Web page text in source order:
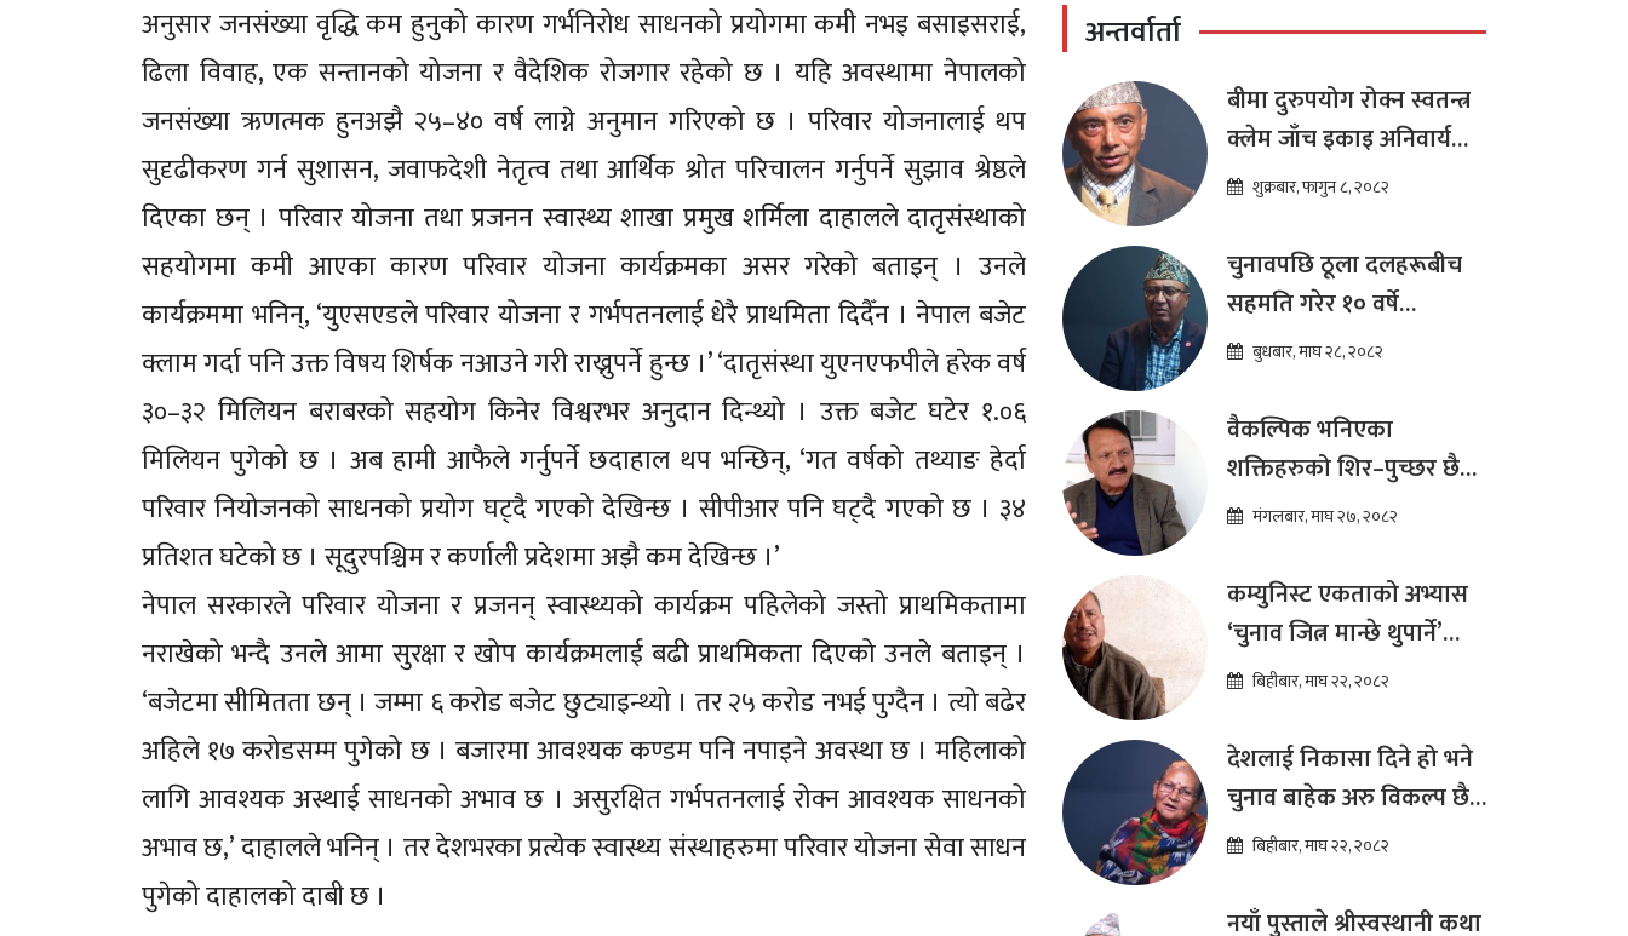
अनुसार जनसंख्या वृद्धि कम हुनुको कारण गर्भनिरोध साधनको प्रयोगमा कमी नभइ बसाइसराई,
ढिला विवाह, एक सन्तानको योजना र वैदेशिक रोजगार रहेको छ । यहि अवस्थामा नेपालको
जनसंख्या ऋणत्मक हुनअझै २५–४० वर्ष लाग्ने अनुमान गरिएको छ । परिवार योजनालाई थप
सुदृढीकरण गर्न सुशासन, जवाफदेशी नेतृत्व तथा आर्थिक श्रोत परिचालन गर्नुपर्ने सुझाव श्रेष्ठले
दिएका छन् । परिवार योजना तथा प्रजनन स्वास्थ्य शाखा प्रमुख शर्मिला दाहालले दातृसंस्थाको
सहयोगमा कमी आएका कारण परिवार योजना कार्यक्रमका असर गरेको बताइन् । उनले
कार्यक्रममा भनिन्, ‘युएसएडले परिवार योजना र गर्भपतनलाई धेरै प्राथमिता दिदैँन । नेपाल बजेट
क्लाम गर्दा पनि उक्त विषय शिर्षक नआउने गरी राख्नुपर्ने हुन्छ ।’ ‘दातृसंस्था युएनएफपीले हरेक वर्ष
३०–३२ मिलियन बराबरको सहयोग किनेर विश्वरभर अनुदान दिन्थ्यो । उक्त बजेट घटेर १.०६
मिलियन पुगेको छ । अब हामी आफैले गर्नुपर्ने छदाहाल थप भन्छिन्, ‘गत वर्षको तथ्याङ हेर्दा
परिवार नियोजनको साधनको प्रयोग घट्दै गएको देखिन्छ । सीपीआर पनि घट्दै गएको छ । ३४
प्रतिशत घटेको छ । सूदुरपश्चिम र कर्णाली प्रदेशमा अझै कम देखिन्छ ।’
नेपाल सरकारले परिवार योजना र प्रजनन् स्वास्थ्यको कार्यक्रम पहिलेको जस्तो प्राथमिकतामा
नराखेको भन्दै उनले आमा सुरक्षा र खोप कार्यक्रमलाई बढी प्राथमिकता दिएको उनले बताइन् ।
‘बजेटमा सीमितता छन् । जम्मा ६ करोड बजेट छुट्याइन्थ्यो । तर २५ करोड नभई पुग्दैन । त्यो बढेर
अहिले १७ करोडसम्म पुगेको छ । बजारमा आवश्यक कण्डम पनि नपाइने अवस्था छ । महिलाको
लागि आवश्यक अस्थाई साधनको अभाव छ । असुरक्षित गर्भपतनलाई रोक्न आवश्यक साधनको
अभाव छ,’ दाहालले भनिन् । तर देशभरका प्रत्येक स्वास्थ्य संस्थाहरुमा परिवार योजना सेवा साधन
पुगेको दाहालको दाबी छ ।
अन्तर्वार्ता
बीमा दुरुपयोग रोक्न स्वतन्त्र
क्लेम जाँच इकाइ अनिवार्य
:डा. शम्भुप्रसाद आचार्य
शुक्रबार, फागुन ८, २०८२
चुनावपछि ठूला दलहरूबीच
सहमति गरेर १० वर्षे
दीर्घकालीन आर्थिक सुधार
ढकाल
बुधबार, माघ २८, २०८२
वैकल्पिक भनिएका
शक्तिहरुको शिर–पुच्छर छैन,
प्रतिस्पर्धा पूरानै दलसँग हुन्छ :
मंगलबार, माघ २७, २०८२
कम्युनिस्ट एकताको अभ्यास
‘चुनाव जित्न मान्छे थुपार्ने’
माध्यम मात्र हो : विप्लव
बिहीबार, माघ २२, २०८२
देशलाई निकासा दिने हो भने
चुनाव बाहेक अरु विकल्प छैन
: अष्टलक्ष्मी शाक्य
बिहीबार, माघ २२, २०८२
नयाँ पुस्ताले श्रीस्वस्थानी कथा